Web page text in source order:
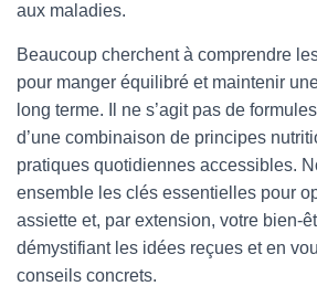
aux maladies.
Beaucoup cherchent à comprendre
pour manger équilibré et maintenir
long terme. Il ne s’agit pas de
d’une combinaison de principes
pratiques quotidiennes accessibles.
ensemble les clés essentielles pour
assiette et, par extension, votre bien-
démystifiant les idées reçues et en
conseils concrets.